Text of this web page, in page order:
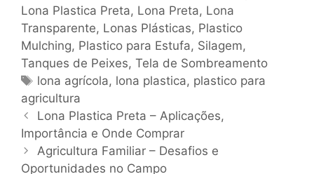
Lona Plastica Preta, Lona Preta, Lona
Transparente, Lonas Plásticas, Plastico
Mulching, Plastico para Estufa, Silagem,
Tanques de Peixes, Tela de Sombreamento
Tags
lona agrícola, lona plastica, plastico para
agricultura
Navegação
de
post
Lona Plastica Preta – Aplicações,
Importância e Onde Comprar
Agricultura Familiar – Desafios e
Oportunidades no Campo